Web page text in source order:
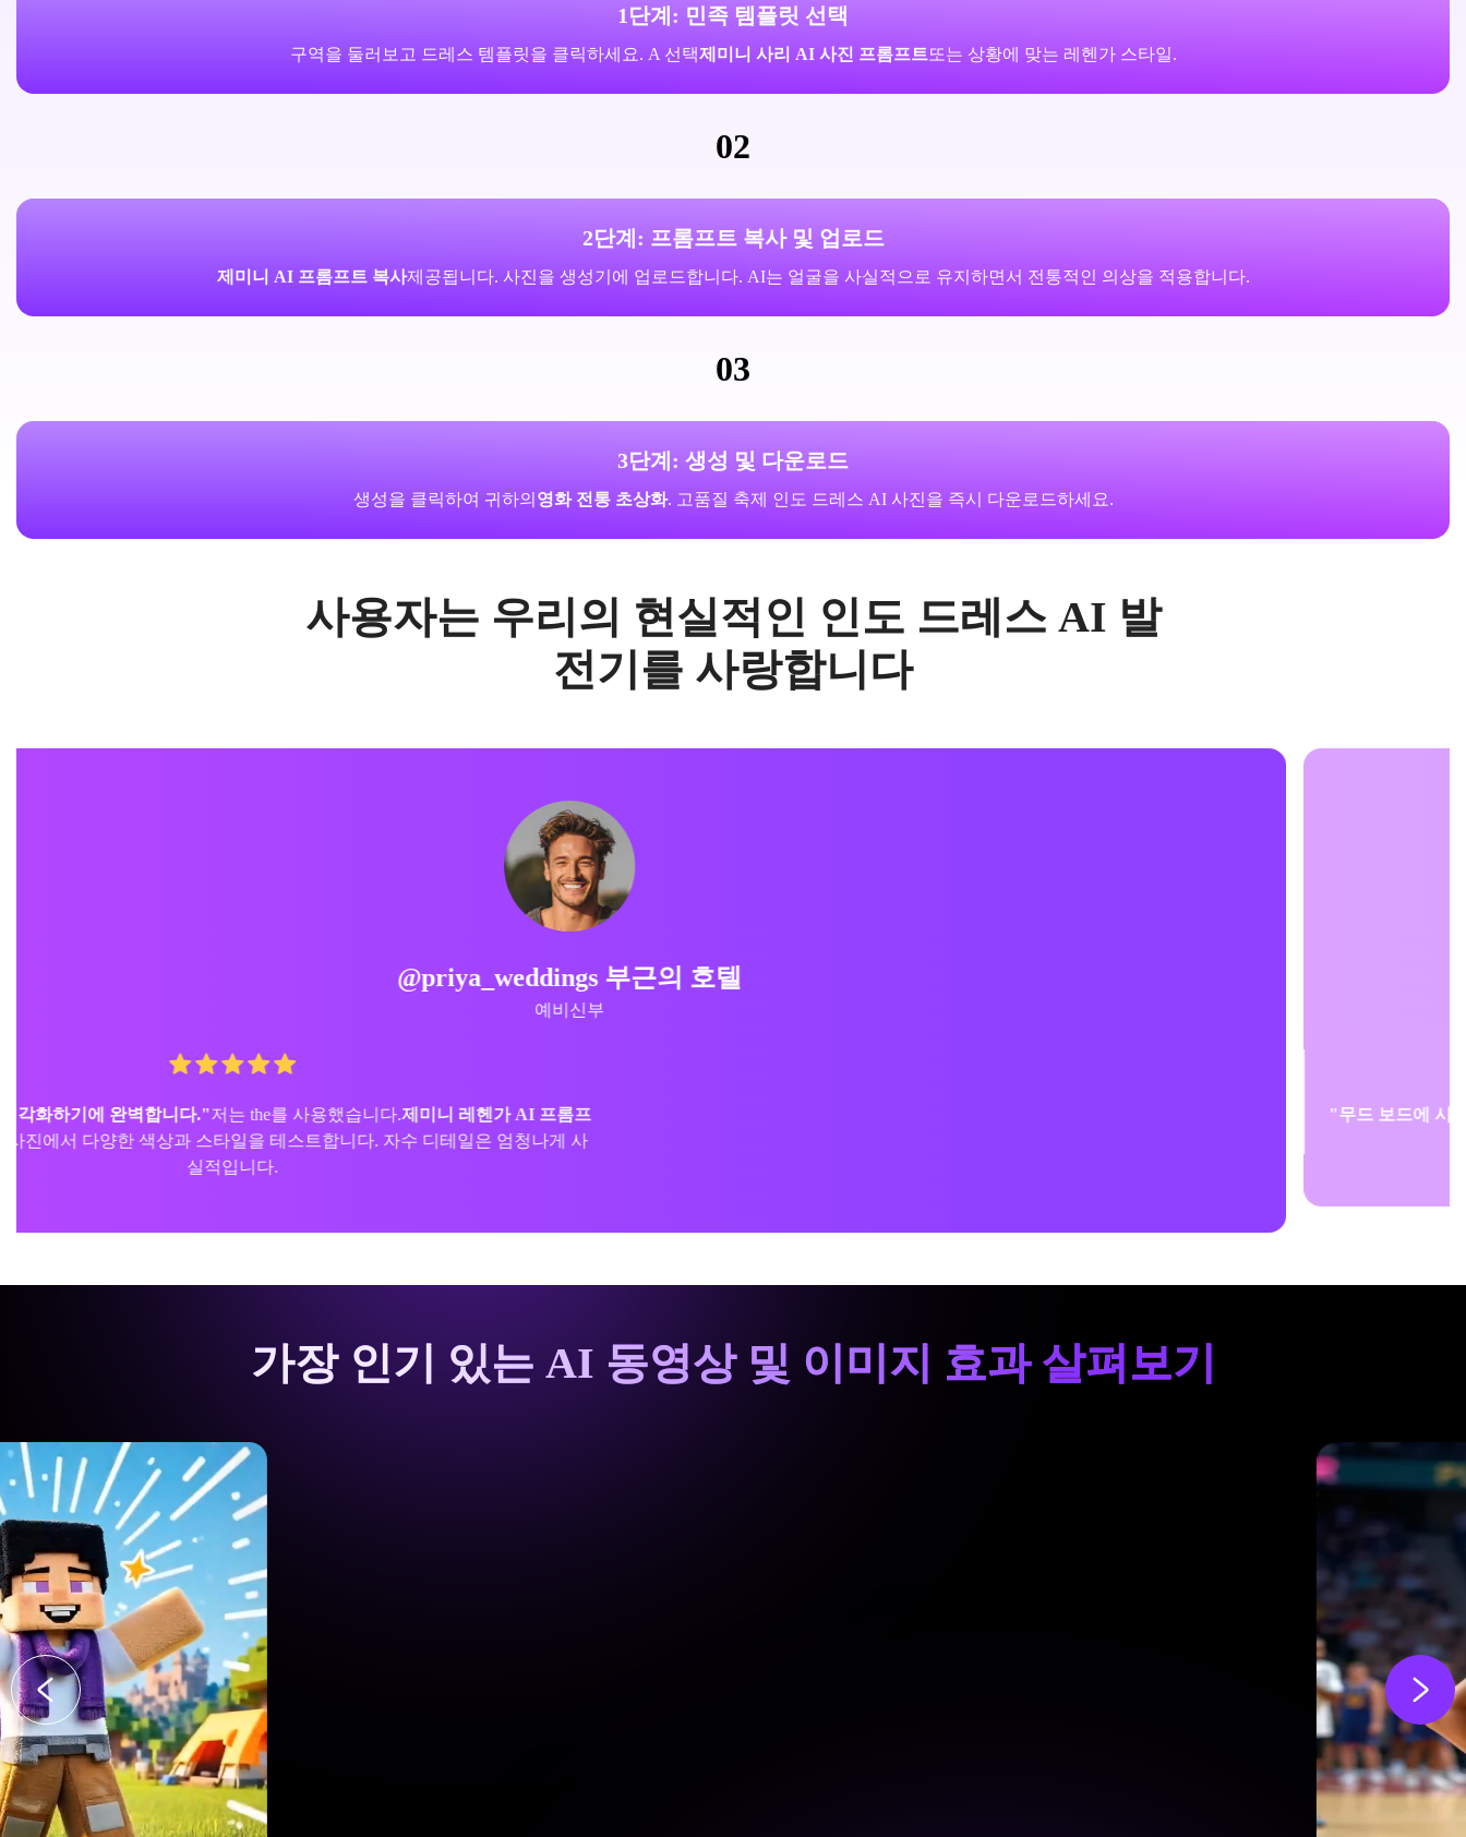
1단계: 민족 템플릿 선택
구역을 둘러보고 드레스 템플릿을 클릭하세요. A 선택제미니 사리 AI 사진 프롬프트또는 상황에 맞는 레헨가 스타일.
02
2단계: 프롬프트 복사 및 업로드
제미니 AI 프롬프트 복사제공됩니다. 사진을 생성기에 업로드합니다. AI는 얼굴을 사실적으로 유지하면서 전통적인 의상을 적용합니다.
03
3단계: 생성 및 다운로드
생성을 클릭하여 귀하의 영화 전통 초상화. 고품질 축제 인도 드레스 AI 사진을 즉시 다운로드하세요.
사용자는 우리의 현실적인 인도 드레스 AI 발
전기를 사랑합니다
@rahul_clicks 부근의 호텔
"무드 보드에 시간을 절약합니다."나는 생성 영화 전통 초상화고객에게 포즈와 의상 아이디어
를 보여줍니다. 조명과 원단 질감이 최고입니다.
가장 인기 있는 AI 동영상 및 이미지 효과 살펴보기